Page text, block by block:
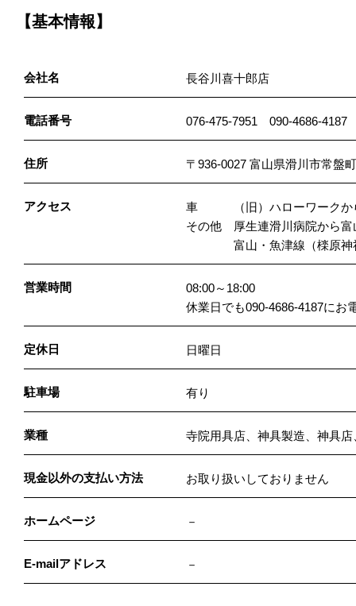
【基本情報】
会社名 長谷川喜十郎店
電話番号 076-475-7951 090-4686-4187
住所 〒936-0027 富山県滑川市常盤
アクセス
車 （旧）ハローワークから
その他 厚生連滑川病院から富
富山・魚津線（檪原神社
営業時間
08:00～18:00
休業日でも090-4686-4187にお
定休日 日曜日
駐車場 有り
業種 寺院用具店、神具製造、神具
現金以外の支払い方法 お取り扱いしておりません
ホームページ －
E-mailアドレス －